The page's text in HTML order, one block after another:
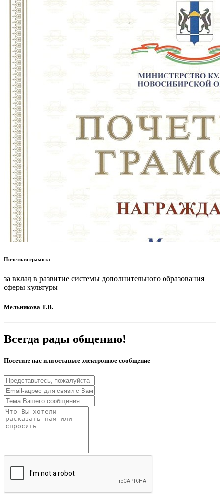
Почетная грамота
за вклад в развитие системы дополнительного образования
сферы культуры
Мельникова Т.В.
Всегда рады общению!
Посетите нас или оставьте электронное сообщение